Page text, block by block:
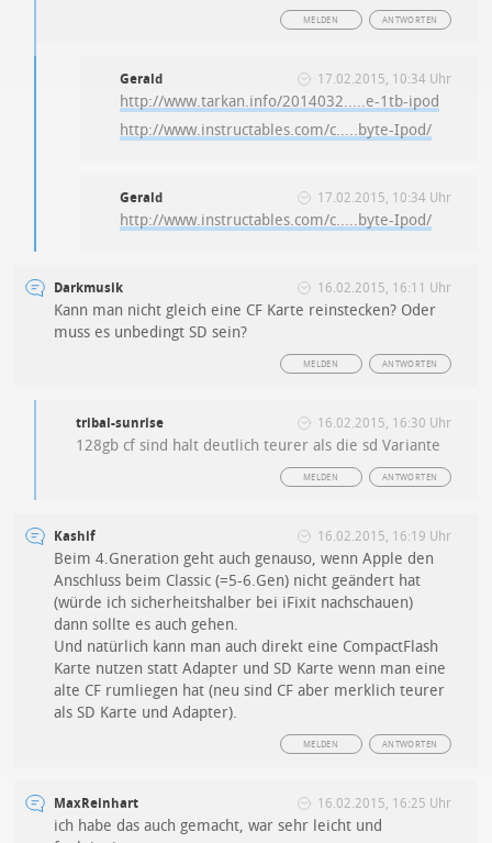
ANTWORTEN
MELDEN
Gerald 17.02.2015, 10:34 Uhr
http://www.tarkan.info/2014032.....e-1tb-ipod
http://www.instructables.com/c.....byte-Ipod/
Gerald 17.02.2015, 10:34 Uhr
http://www.instructables.com/c.....byte-Ipod/
Darkmusik 16.02.2015, 16:11 Uhr
Kann man nicht gleich eine CF Karte reinstecken? Oder
muss es unbedingt SD sein?
ANTWORTEN
MELDEN
tribal-sunrise 16.02.2015, 16:30 Uhr
128gb cf sind halt deutlich teurer als die sd Variante
ANTWORTEN
MELDEN
Kashif 16.02.2015, 16:19 Uhr
Beim 4.Gneration geht auch genauso, wenn Apple den
Anschluss beim Classic (=5-6.Gen) nicht geändert hat
(würde ich sicherheitshalber bei iFixit nachschauen)
dann sollte es auch gehen.
Und natürlich kann man auch direkt eine CompactFlash
Karte nutzen statt Adapter und SD Karte wenn man eine
alte CF rumliegen hat (neu sind CF aber merklich teurer
als SD Karte und Adapter).
ANTWORTEN
MELDEN
MaxReinhart 16.02.2015, 16:25 Uhr
ich habe das auch gemacht, war sehr leicht und